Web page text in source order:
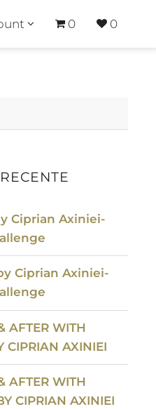
0 0
Ciprian Axiniei-
Ciprian Axiniei-
AFTER WITH
CIPRIAN AXINIEI
AFTER WITH
CIPRIAN AXINIEI